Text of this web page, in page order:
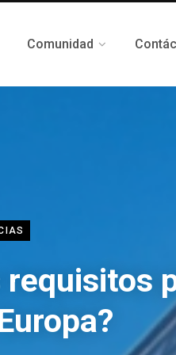
Comunidad
requisitos